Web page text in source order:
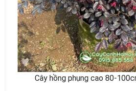
Cây hồng phụng cao 80-